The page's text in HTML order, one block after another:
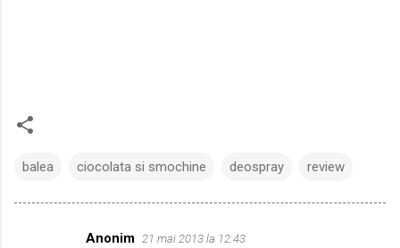
balea ciocolata si smochine deospray review
Anonim 21 mai 2013 la 12:43